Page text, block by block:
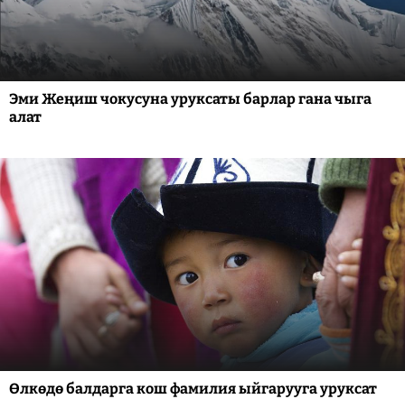
Эми Жеңиш чокусуна уруксаты барлар гана чыга
алат
Өлкөдө балдарга кош фамилия ыйгарууга уруксат